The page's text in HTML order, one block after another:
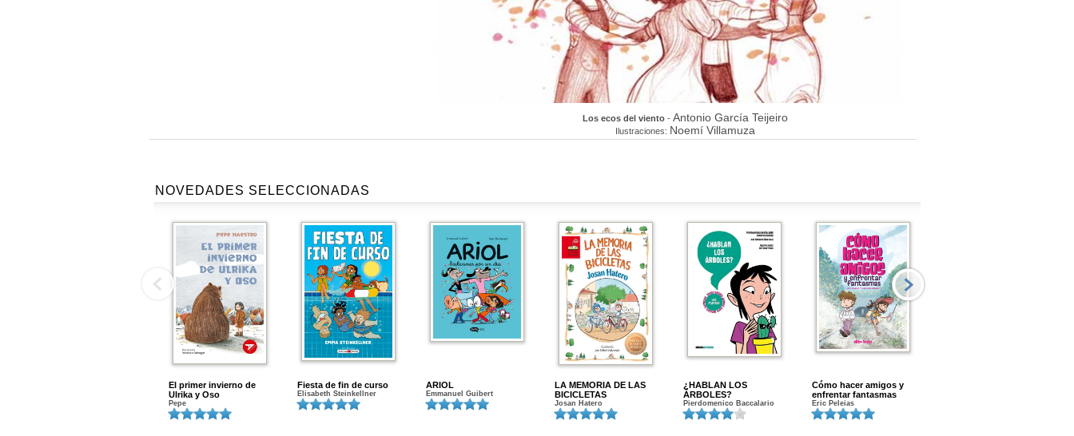
Los ecos del viento- Antonio García Teijeiro
Ilustraciones: Noemí Villamuza
NOVEDADES SELECCIONADAS
El primer invierno de
Ulrika y Oso
Pepe
Fiesta de fin de curso
Elisabeth Steinkellner
ARIOL
Emmanuel Guibert
LA MEMORIA DE LAS
BICICLETAS
Josan Hatero
¿HABLAN LOS
ÁRBOLES?
Pierdomenico Baccalario
Cómo hacer amigos y
enfrentar fantasmas
Eric Peleias